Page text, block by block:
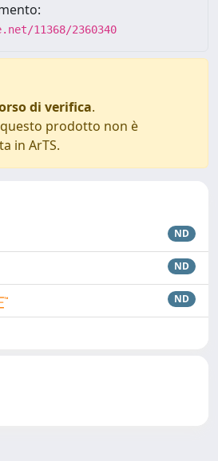
11368/2360340
di verifica.
prodotto non è
in ArTS.
ND
ND
ND